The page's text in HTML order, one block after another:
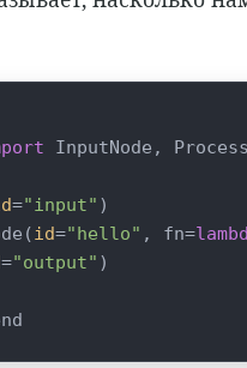
InputNode,
="input" )
id="hello" , fn=
="output" )